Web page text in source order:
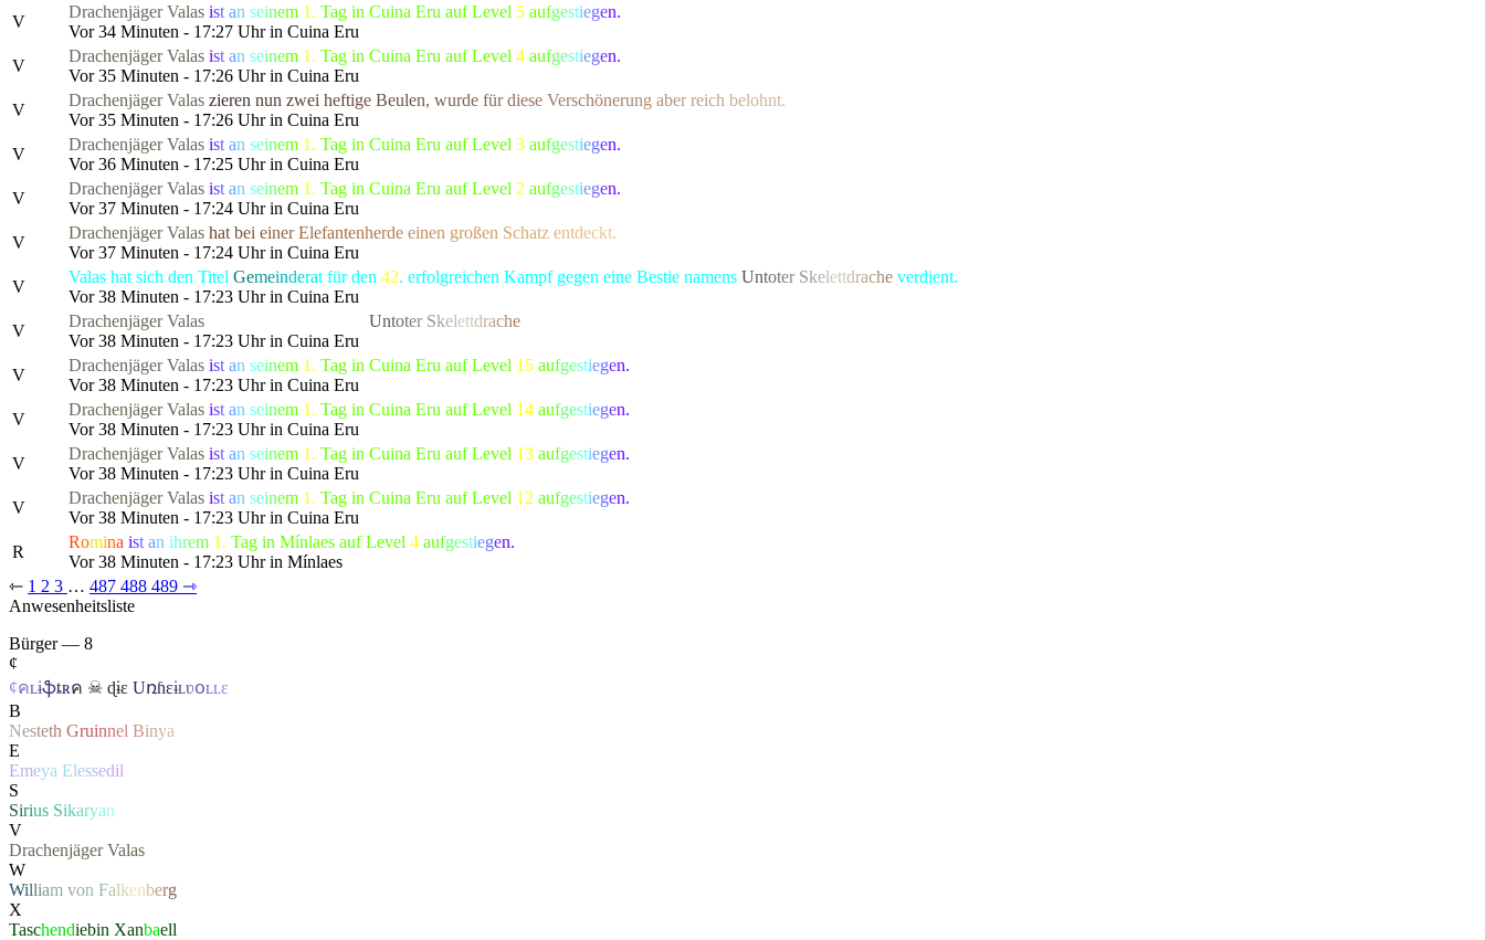
V
Drachenjäger Valas ist an seinem 1. Tag in Cuina Eru auf Level 5 aufgestiegen.
Vor 34 Minuten - 17:27 Uhr in Cuina Eru
V
Drachenjäger Valas ist an seinem 1. Tag in Cuina Eru auf Level 4 aufgestiegen.
Vor 35 Minuten - 17:26 Uhr in Cuina Eru
V
Drachenjäger Valas zieren nun zwei heftige Beulen, wurde für diese Verschönerung aber reich belohnt.
Vor 35 Minuten - 17:26 Uhr in Cuina Eru
V
Drachenjäger Valas ist an seinem 1. Tag in Cuina Eru auf Level 3 aufgestiegen.
Vor 36 Minuten - 17:25 Uhr in Cuina Eru
V
Drachenjäger Valas ist an seinem 1. Tag in Cuina Eru auf Level 2 aufgestiegen.
Vor 37 Minuten - 17:24 Uhr in Cuina Eru
V
Drachenjäger Valas hat bei einer Elefantenherde einen großen Schatz entdeckt.
Vor 37 Minuten - 17:24 Uhr in Cuina Eru
V
Valas hat sich den Titel Gemeinderat für den 42. erfolgreichen Kampf gegen eine Bestie namens Untoter Skelettdrache verdient.
Vor 38 Minuten - 17:23 Uhr in Cuina Eru
V
Drachenjäger Valas Untoter Skelettdrache
Vor 38 Minuten - 17:23 Uhr in Cuina Eru
V
Drachenjäger Valas ist an seinem 1. Tag in Cuina Eru auf Level 15 aufgestiegen.
Vor 38 Minuten - 17:23 Uhr in Cuina Eru
V
Drachenjäger Valas ist an seinem 1. Tag in Cuina Eru auf Level 14 aufgestiegen.
Vor 38 Minuten - 17:23 Uhr in Cuina Eru
V
Drachenjäger Valas ist an seinem 1. Tag in Cuina Eru auf Level 13 aufgestiegen.
Vor 38 Minuten - 17:23 Uhr in Cuina Eru
V
Drachenjäger Valas ist an seinem 1. Tag in Cuina Eru auf Level 12 aufgestiegen.
Vor 38 Minuten - 17:23 Uhr in Cuina Eru
R
Romina ist an ihrem 1. Tag in Mínlaes auf Level 4 aufgestiegen.
Vor 38 Minuten - 17:23 Uhr in Mínlaes
⇽ 1 2 3 … 487 488 489 ⇾
Anwesenheitsliste
Bürger — 8
¢
¢คʟɨֆȶʀค ☠ ɖɨɛ Uռɦɛɨʟʋօʟʟɛ
B
Nesteth Gruinnel Binya
E
Emeya Elessedil
S
Sirius Sikaryan
V
Drachenjäger Valas
W
William von Falkenberg
X
Taschendiebin Xanbaell